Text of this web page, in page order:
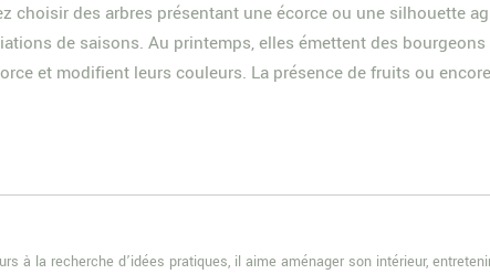
choisir des arbres présentant une écorce ou une silhouette
de saisons. Au printemps, elles émettent des
et modifient leurs couleurs. La présence de fruits ou
à la recherche d’idées pratiques, il aime aménager son intérieur,